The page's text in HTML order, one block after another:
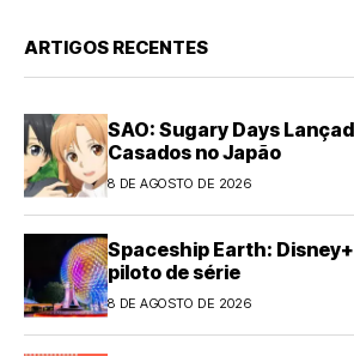
ARTIGOS RECENTES
SAO: Sugary Days
Casados no Japão
8 DE AGOSTO DE 2026
Spaceship Earth:
piloto de série
8 DE AGOSTO DE 2026